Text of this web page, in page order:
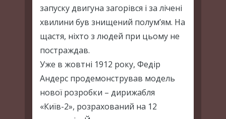
запуску двигуна загорівся і за лічені
хвилини був знищений полум’ям. На
щастя, ніхто з людей при цьому не
постраждав.
Уже в жовтні 1912 року, Федір
Андерс продемонстрував модель
нової розробки – дирижабля
«Київ-2», розрахований на 12